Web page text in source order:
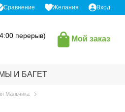
Сравнение Желания Вход
перерыв)
Мой заказ
И БАГЕТ
Мальчика